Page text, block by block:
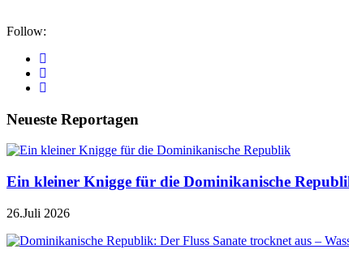
Follow:
Neueste Reportagen
Ein kleiner Knigge für die Dominikanische
26.Juli 2026